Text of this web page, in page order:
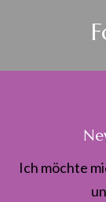
Ich möchte